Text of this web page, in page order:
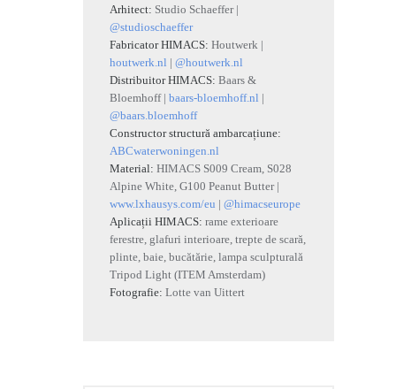
Arhitect: Studio Schaeffer |
@studioschaeffer
Fabricator HIMACS: Houtwerk |
houtwerk.nl | @houtwerk.nl
Distribuitor HIMACS: Baars &
Bloemhoff | baars-bloemhoff.nl |
@baars.bloemhoff
Constructor structură ambarcațiune:
ABCwaterwoningen.nl
Material: HIMACS S009 Cream, S028
Alpine White, G100 Peanut Butter |
www.lxhausys.com/eu | @himacseurope
Aplicații HIMACS: rame exterioare
ferestre, glafuri interioare, trepte de scară,
plinte, baie, bucătărie, lampa sculpturală
Tripod Light (ITEM Amsterdam)
Fotografie: Lotte van Uittert